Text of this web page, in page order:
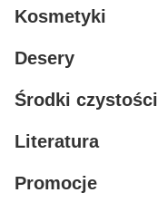
Kosmetyki
Desery
Środki czystości
Literatura
Promocje